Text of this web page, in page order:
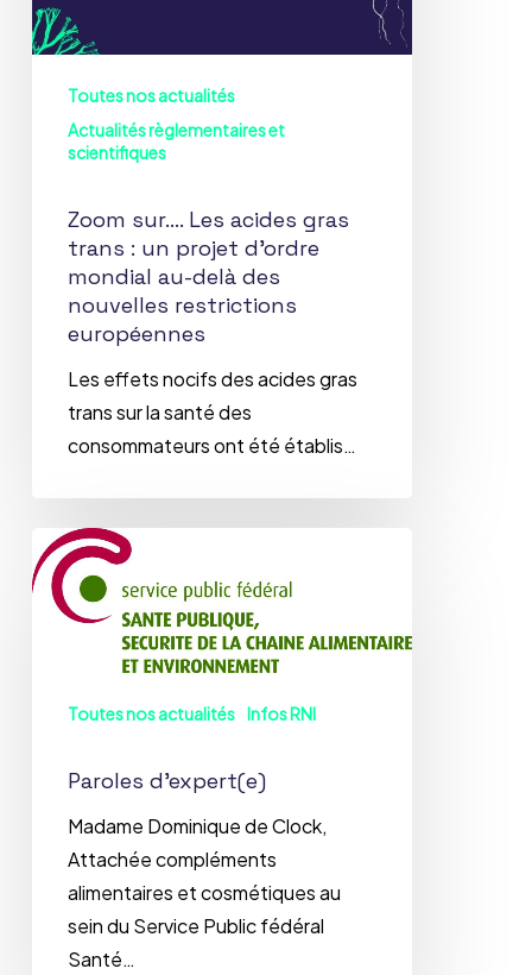
:
un
d’ordre
mondial
nouvelles
restrictions
européennes
Toutes nos actualités
Actualités règlementaires et
scientifiques
Zoom sur…. Les acides gras
trans : un projet d’ordre
mondial au-delà des
nouvelles restrictions
européennes
Les effets nocifs des acides gras
trans sur la santé des
consommateurs ont été établis…
Paroles
d’expert(e)
Toutes nos actualités Infos RNI
Paroles d’expert(e)
Madame Dominique de Clock,
Attachée compléments
alimentaires et cosmétiques au
sein du Service Public fédéral
Santé…